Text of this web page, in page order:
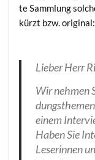
te Samm­lung
kürzt bzw. original:
Lie­ber Herr
Wir neh­men
einem
Haben Sie
Lese­rin­nen